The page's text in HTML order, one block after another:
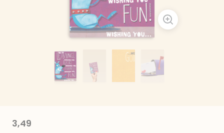
3,49